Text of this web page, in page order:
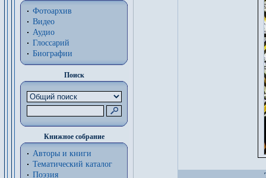
Фотоархив
Видео
Аудио
Глоссарий
Биографии
Поиск
Книжное собрание
Авторы и книги
Тематический каталог
Поэзия